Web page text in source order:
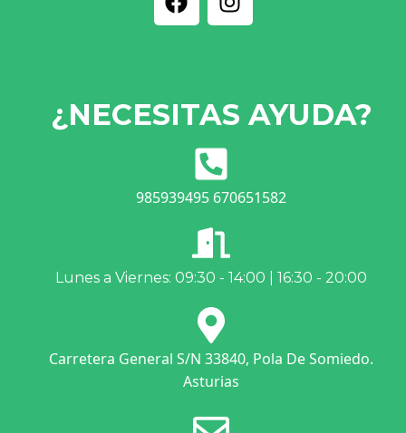
¿NECESITAS AYUDA?
985939495 670651582
Lunes a Viernes: 09:30 - 14:00 | 16:30 - 20:00
Carretera General S/N 33840, Pola De Somiedo.
Asturias